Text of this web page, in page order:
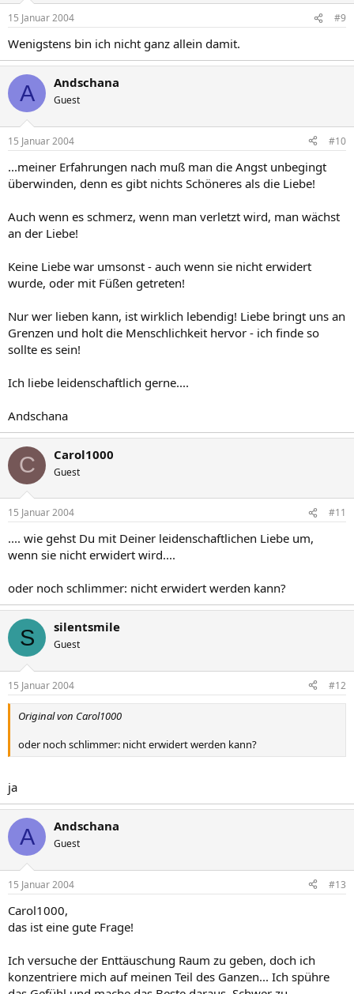
15 Januar 2004 #9
Wenigstens bin ich nicht ganz allein damit.
A Andschana
Guest
15 Januar 2004 #10
...meiner Erfahrungen nach muß man die Angst unbegingt
überwinden, denn es gibt nichts Schöneres als die Liebe!
Auch wenn es schmerz, wenn man verletzt wird, man wächst
an der Liebe!
Keine Liebe war umsonst - auch wenn sie nicht erwidert
wurde, oder mit Füßen getreten!
Nur wer lieben kann, ist wirklich lebendig! Liebe bringt uns an
Grenzen und holt die Menschlichkeit hervor - ich finde so
sollte es sein!
Ich liebe leidenschaftlich gerne....
Andschana
C Carol1000
Guest
15 Januar 2004 #11
.... wie gehst Du mit Deiner leidenschaftlichen Liebe um,
wenn sie nicht erwidert wird....
oder noch schlimmer: nicht erwidert werden kann?
S silentsmile
Guest
15 Januar 2004 #12
Original von Carol1000
oder noch schlimmer: nicht erwidert werden kann?
ja
A Andschana
Guest
15 Januar 2004 #13
Carol1000,
das ist eine gute Frage!
Ich versuche der Enttäuschung Raum zu geben, doch ich
konzentriere mich auf meinen Teil des Ganzen... Ich spühre